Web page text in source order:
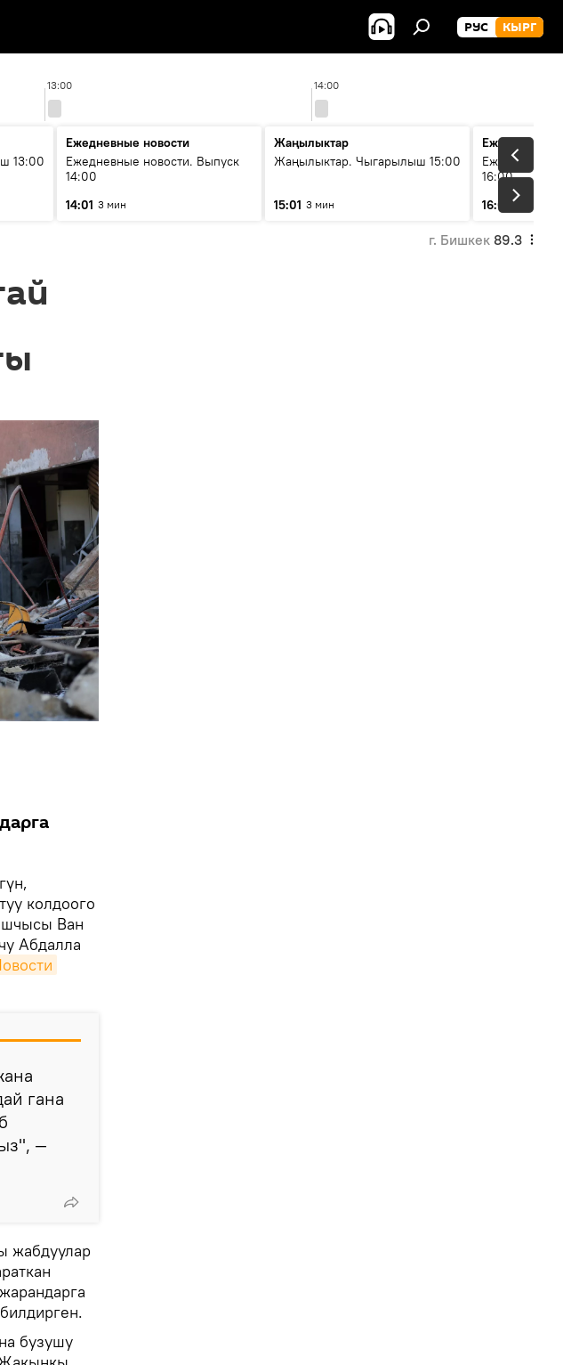
РУС КЫРГ
13:00 14:00
13:00
Ежедневные новости
Ежедневные новости. Выпуск
14:00
14:01 3 мин
Жаңылыктар
Жаңылыктар. Чыгарылыш 15:00
15:01 3 мин
Ежедневные
Ежедневные
16:00
16:01
3 мин
г. Бишкек 89.3
колдоого
Ван
Абдалла
гана
—
жабдуулар
бузушу